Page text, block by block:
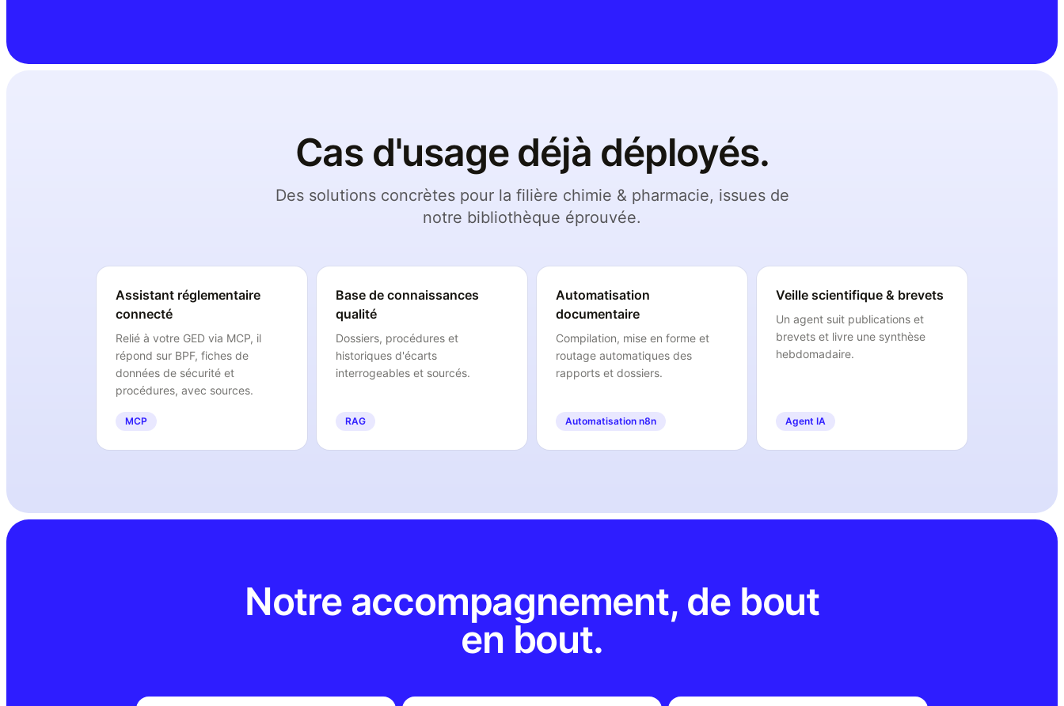
Cas d'usage déjà déployés.
Des solutions concrètes pour la filière chimie & pharmacie, issues de
notre bibliothèque éprouvée.
Assistant réglementaire
connecté
Relié à votre GED via MCP, il
répond sur BPF, fiches de
données de sécurité et
procédures, avec sources.
MCP
Base de connaissances
qualité
Dossiers, procédures et
historiques d'écarts
interrogeables et sourcés.
RAG
Automatisation
documentaire
Compilation, mise en forme et
routage automatiques des
rapports et dossiers.
Automatisation n8n
Veille scientifique & brevets
Un agent suit publications et
brevets et livre une synthèse
hebdomadaire.
Agent IA
Notre accompagnement, de bout
en bout.